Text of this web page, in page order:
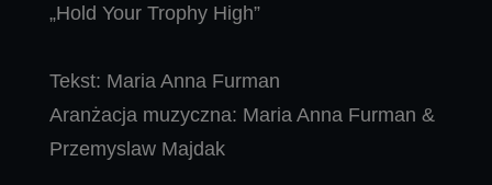
„Hold Your Trophy High”
Tekst: Maria Anna Furman
Aranżacja muzyczna: Maria Anna Furman &
Przemyslaw Majdak